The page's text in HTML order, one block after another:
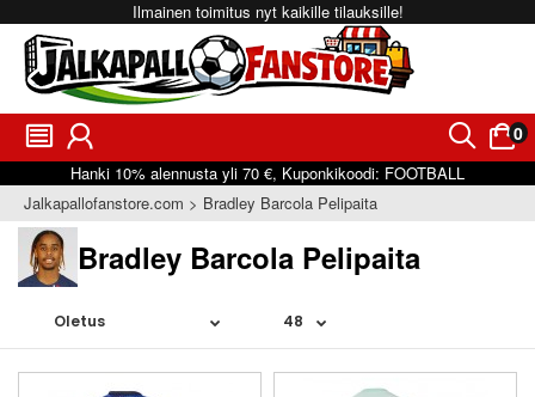
Ilmainen toimitus nyt kaikille tilauksille!
󰂩 󰃳 󰂨 0
󰃠
Hanki 10% alennusta yli 70 €, Kuponkikoodi: FOOTBALL
Jalkapallofanstore.com
Bradley Barcola Pelipaita
Bradley Barcola Pelipaita